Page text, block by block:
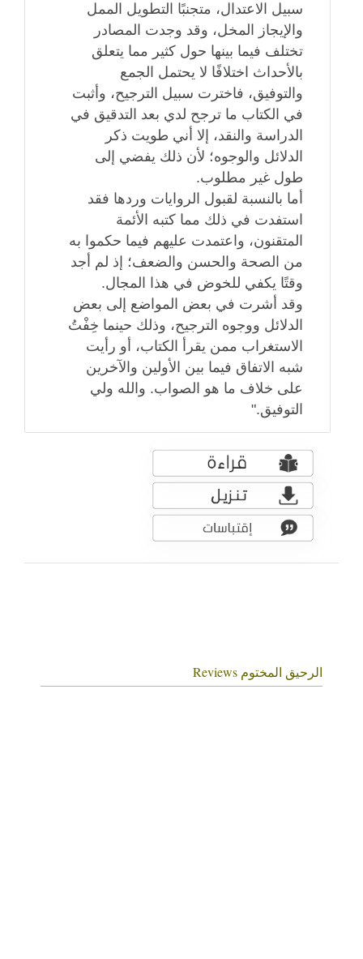
سبيل الاعتدال، متجنبًا التطويل الممل
والإيجاز المخل، وقد وجدت المصادر
تختلف فيما بينها حول كثير مما يتعلق
بالأحداث اختلافًا لا يحتمل الجمع
والتوفيق، فاخترت سبيل الترجيح، وأثبت
في الكتاب ما ترجح لدي بعد التدقيق في
الدراسة والنقد، إلا أني طويت ذكر
الدلائل والوجوه؛ لأن ذلك يفضي إلى
طول غير مطلوب‏.‏
أما بالنسبة لقبول الروايات وردها فقد
استفدت في ذلك مما كتبه الأئمة
المتقنون، واعتمدت عليهم فيما حكموا به
من الصحة والحسن والضعف؛ إذ لم أجد
وقتًا يكفي للخوض في هذا المجال‏.‏
وقد أشرت في بعض المواضع إلى بعض
الدلائل ووجوه الترجيح، وذلك حينما خِفْتُ
الاستغراب ممن يقرأ الكتاب، أو رأيت
شبه الاتفاق فيما بين الأولين والآخرين
على خلاف ما هو الصواب‏.‏ والله ولي
التوفيق‏.‏"
الرحيق المختوم Reviews